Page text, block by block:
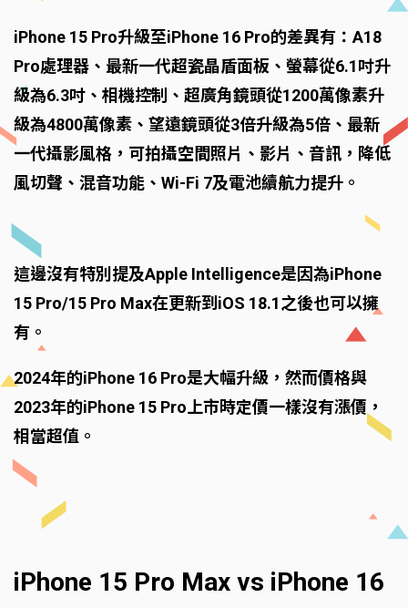
iPhone 15 Pro升級至iPhone 16 Pro的差異有：A18
Pro處理器、最新一代超瓷晶盾面板、螢幕從6.1吋升
級為6.3吋、相機控制、超廣角鏡頭從1200萬像素升
級為4800萬像素、望遠鏡頭從3倍升級為5倍、最新
一代攝影風格，可拍攝空間照片、影片、音訊，降低
風切聲、混音功能、Wi-Fi 7及電池續航力提升。
這邊沒有特別提及Apple Intelligence是因為iPhone
15 Pro/15 Pro Max在更新到iOS 18.1之後也可以擁
有。
2024年的iPhone 16 Pro是大幅升級，然而價格與
2023年的iPhone 15 Pro上市時定價一樣沒有漲價，
相當超值。
iPhone 15 Pro Max vs iPhone 16